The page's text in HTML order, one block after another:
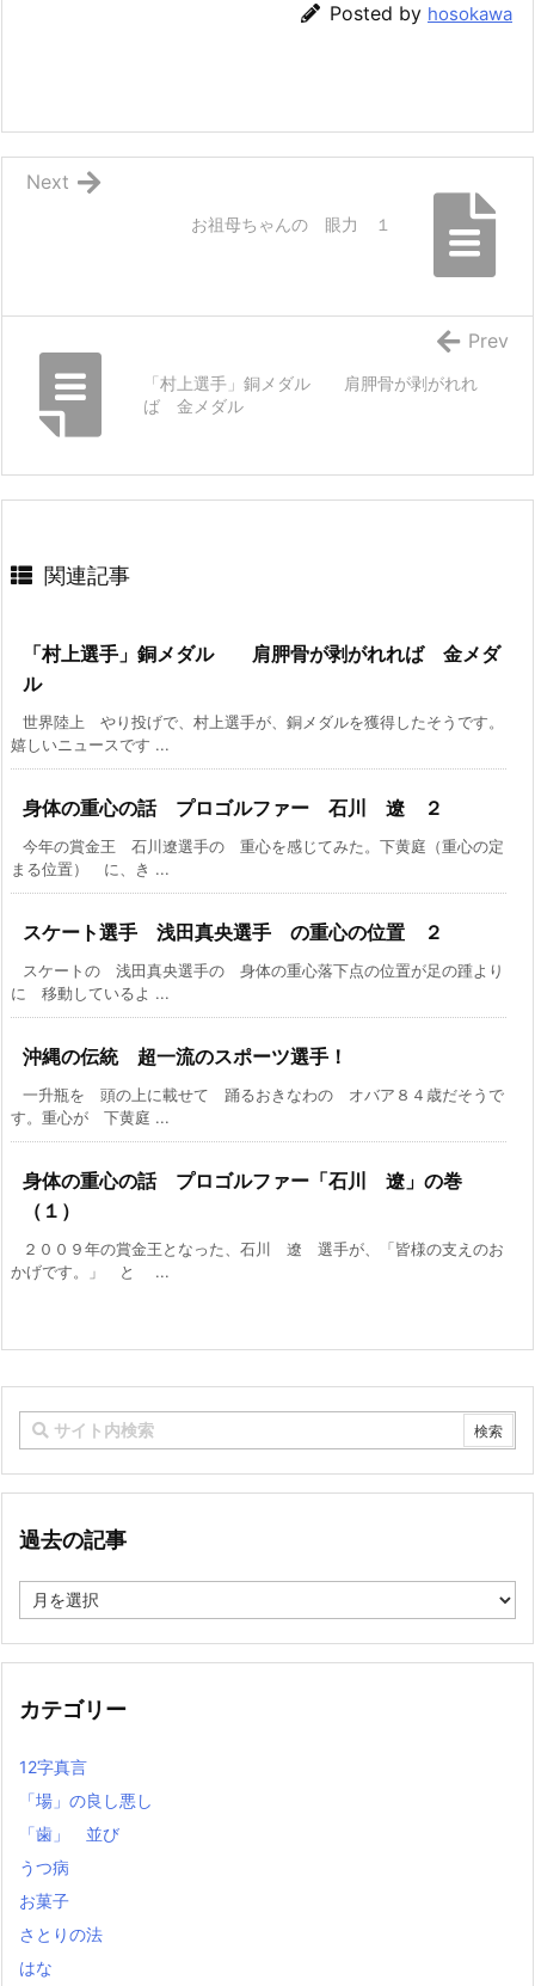
Posted by hosokawa
お祖母ちゃんの 眼力 １
Next
「村上選手」銅メダル 肩胛骨が剥がれれ
ば 金メダル
Prev
関連記事
「村上選手」銅メダル 肩胛骨が剥がれれば 金メダ
ル
世界陸上 やり投げで、村上選手が、銅メダルを獲得したそうです。
嬉しいニュースです ...
身体の重心の話 プロゴルファー 石川 遼 ２
今年の賞金王 石川遼選手の 重心を感じてみた。下黄庭（重心の定
まる位置） に、き ...
スケート選手 浅田真央選手 の重心の位置 ２
スケートの 浅田真央選手の 身体の重心落下点の位置が足の踵より
に 移動しているよ ...
沖縄の伝統 超一流のスポーツ選手！
一升瓶を 頭の上に載せて 踊るおきなわの オバア８４歳だそうで
す。重心が 下黄庭 ...
身体の重心の話 プロゴルファー「石川 遼」の巻
（１）
２００９年の賞金王となった、石川 遼 選手が、「皆様の支えのお
かげです。」 と ...
過去の記事
去
記
カテゴリー
12字真言
「場」の良し悪し
「歯」 並び
うつ病
お菓子
さとりの法
はな